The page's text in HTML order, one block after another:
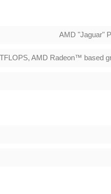
AMD "Jaguar"